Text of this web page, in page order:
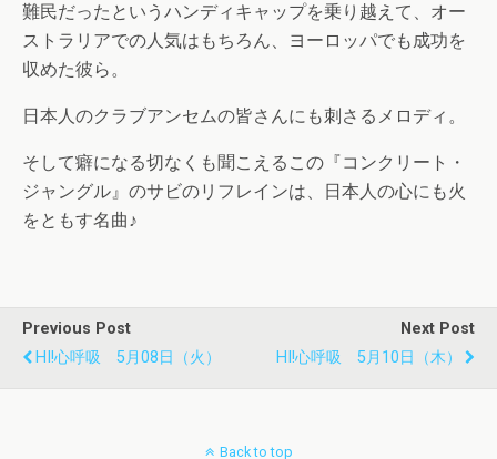
難民だったというハンディキャップを乗り越えて、オー
ストラリアでの人気はもちろん、ヨーロッパでも成功を
収めた彼ら。
日本人のクラブアンセムの皆さんにも刺さるメロディ。
そして癖になる切なくも聞こえるこの『コンクリート・
ジャングル』のサビのリフレインは、日本人の心にも火
をともす名曲♪
Previous Post
HI!心呼吸 5月08日（火）
Next Post
HI!心呼吸 5月10日（木）
Back to top